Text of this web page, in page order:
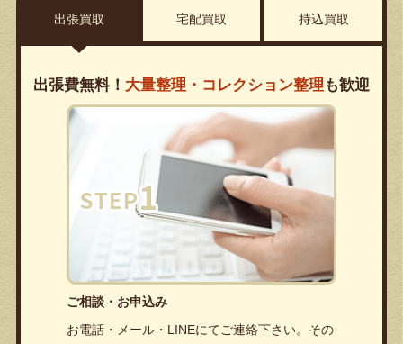
出張買取 宅配買取 持込買取
出張費無料！ 大量整理・コレクション整理 も歓迎
ご相談・お申込み
お電話・メール・LINEにてご連絡下さい。その